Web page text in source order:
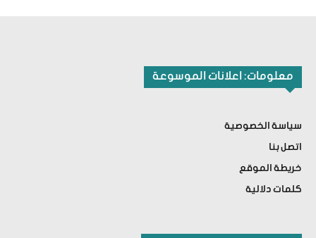
معلومات: اعلانات الموسوعة
سياسة الخصوصية
اتصل بنا
خريطة الموقع
كلمات دلالية